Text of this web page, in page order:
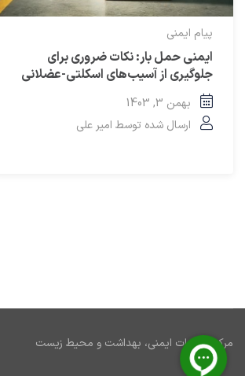
پیام ایمنی
ایمنی حمل بار: نکات ضروری برای
جلوگیری از آسیب‌های اسکلتی-عضلانی
بهمن 3, 1403
ارسال شده توسط امیر علی
مرکز اطلاعات ایمنی، بهداشت و محیط زیست